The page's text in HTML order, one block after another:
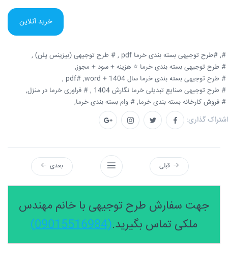
خرید آنلاین
#, #طرح توجیهی بسته بندی خرما pdf ,
# طرح توجیهی (بیزینس پلن) ,
# طرح توجیهی بسته بندی خرما ⭐️ هزینه + سود + مجوز,
# طرح توجیهی بسته بندی خرما سال 1404 + word,
#pdf ,
# طرح توجیهی صنایع تبدیلی خرما نگارش 1404 ,
# فراوری خرما در منزل,
# فروش کارخانه بسته بندی خرما, # وام بسته بندی خرما,
اشتراک گذاری:
قبلی بعدی
جهت سفارش طرح توجیهی با خانم مهندس
ملکی تماس بگیرید.(09015516984)